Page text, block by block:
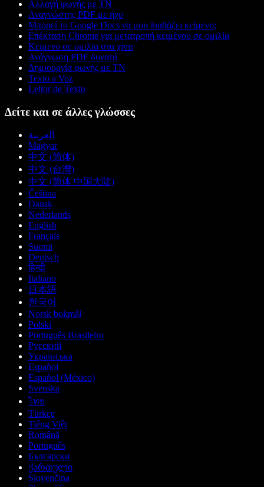
Αλλαγή φωνής με ΤΝ
Αναγνώστης PDF με ήχο
Μπορεί το Google Docs να μου διαβάζει κείμενο;
Επέκταση Chrome για μετατροπή κειμένου σε ομιλία
Κείμενο σε ομιλία στα χίντι
Ανάγνωση PDF δυνατά
Δημιουργία φωνής με ΤΝ
Texto a Voz
Leitor de Texto
Δείτε και σε άλλες γλώσσες
العربية
Magyar
中文 (简体)
中文 (台灣)
中文 (简体 中国大陆)
Čeština
Dansk
Nederlands
English
Français
Suomi
Deutsch
हिन्दी
Italiano
日本語
한국어
Norsk bokmål
Polski
Português Brasileiro
Русский
Українська
Español
Español (México)
Svenska
ไทย
Türkçe
Tiếng Việt
Română
Português
Български
ქართული
Slovenčina